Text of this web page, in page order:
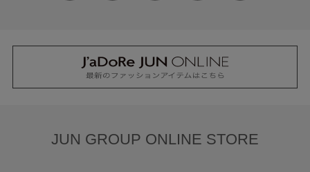
JUN GROUP ONLINE STORE